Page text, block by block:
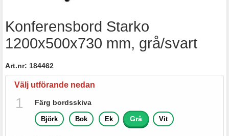
Konferensbord Starko
1200x500x730 mm, grå/svart
Art.nr: 184462
Välj utförande nedan
Färg bordsskiva
Björk Bok Ek Grå Vit